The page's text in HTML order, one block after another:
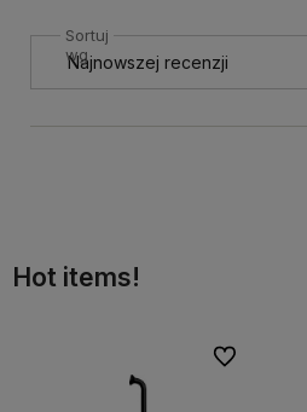
Sortuj
wg
Hot items!
Do ulubionych